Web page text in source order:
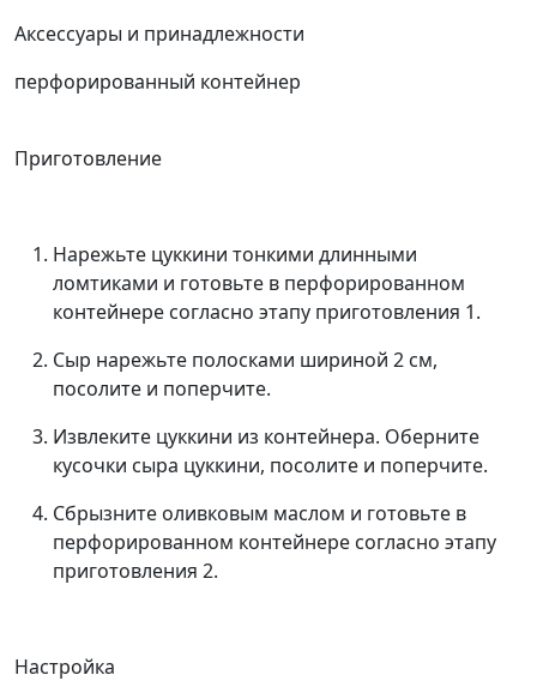
Аксессуары и принадлежности
перфорированный контейнер
Приготовление
Нарежьте цуккини тонкими длинными
ломтиками и готовьте в перфорированном
контейнере согласно этапу приготовления 1.
Сыр нарежьте полосками шириной 2 см,
посолите и поперчите.
Извлеките цуккини из контейнера. Оберните
кусочки сыра цуккини, посолите и поперчите.
Сбрызните оливковым маслом и готовьте в
перфорированном контейнере согласно этапу
приготовления 2.
Настройка